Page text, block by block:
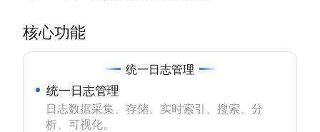
核心功能
统一日志管理
统一日志管理
日志数据采集、存储、实时索引、搜索、分
析、可视化。